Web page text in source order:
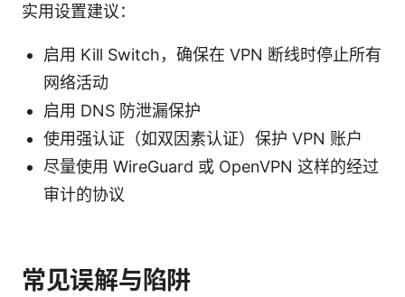
实用设置建议：
启用 Kill Switch，确保在 VPN 断线时停止所有
网络活动
启用 DNS 防泄漏保护
使用强认证（如双因素认证）保护 VPN 账户
尽量使用 WireGuard 或 OpenVPN 这样的经过
审计的协议
常见误解与陷阱